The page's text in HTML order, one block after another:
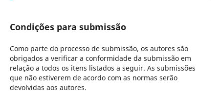
Condições para submissão
Como parte do processo de submissão, os autores são
obrigados a verificar a conformidade da submissão em
relação a todos os itens listados a seguir. As submissões
que não estiverem de acordo com as normas serão
devolvidas aos autores.